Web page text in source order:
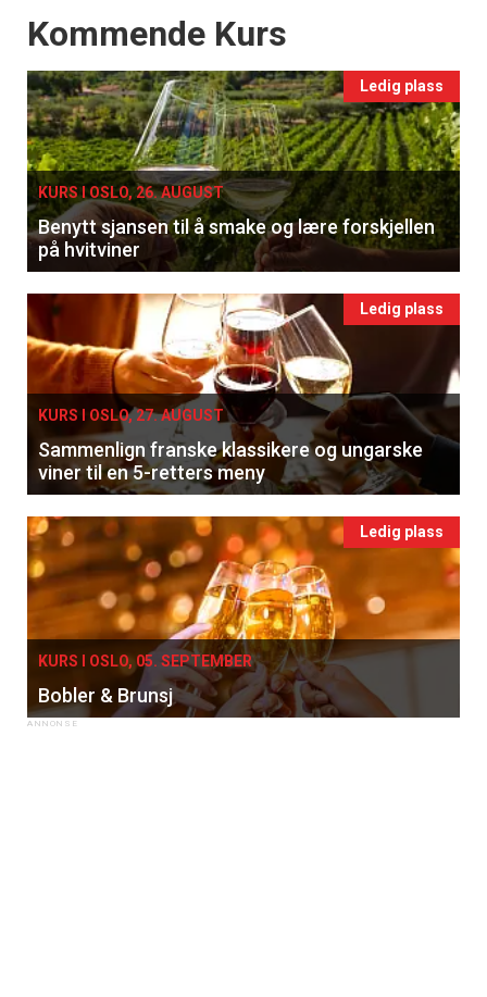
Events
Kommende Kurs
Ledig plass
KURS I OSLO, 26. AUGUST
Benytt sjansen til å smake og lære forskjellen
på hvitviner
Ledig plass
KURS I OSLO, 27. AUGUST
Sammenlign franske klassikere og ungarske
viner til en 5-retters meny
Ledig plass
KURS I OSLO, 05. SEPTEMBER
Bobler & Brunsj